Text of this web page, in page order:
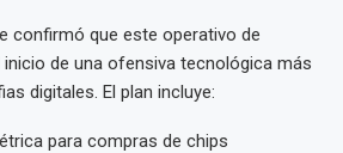
confirmó que este operativo de
de una ofensiva tecnológica más
digitales. El plan incluye:
para compras de chips